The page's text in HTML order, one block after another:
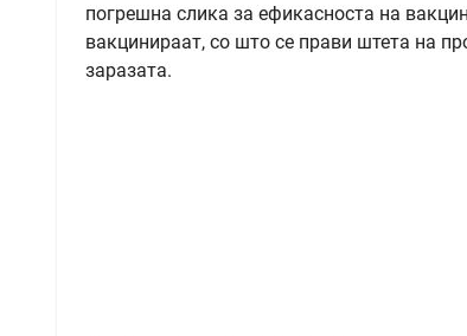
погрешна слика за ефикасноста на
вакцинираат, со што се прави штета на
заразата.